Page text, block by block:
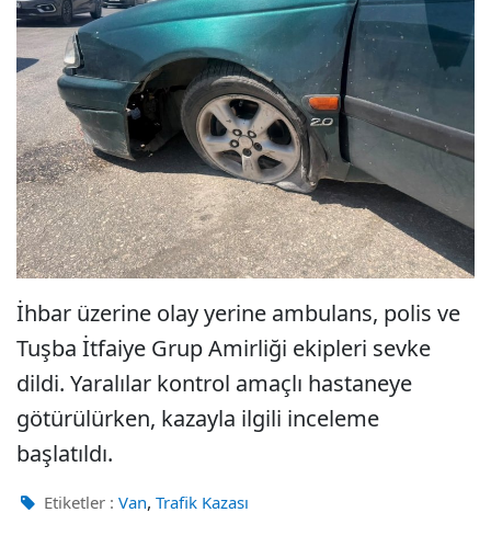
İhbar üzerine olay yerine ambulans, polis ve
Tuşba İtfaiye Grup Amirliği ekipleri sevke
dildi. Yaralılar kontrol amaçlı hastaneye
götürülürken, kazayla ilgili inceleme
başlatıldı.
Etiketler : Van, Trafik Kazası